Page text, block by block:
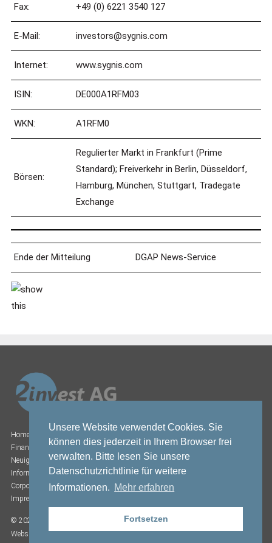
Unsere Website verwendet Cookies. Sie
können dies jederzeit in Ihrem Browser frei
verwalten. Bitte lesen Sie unsere
Datenschutzrichtlinie für weitere
Informationen. Mehr erfahren
Fortsetzen
Fax: +49 (0) 6221 3540 127
E-Mail: investors@sygnis.com
Internet: www.sygnis.com
ISIN: DE000A1RFM03
WKN: A1RFM0
Börsen:
Regulierter Markt in Frankfurt (Prime
Standard); Freiverkehr in Berlin, Düsseldorf,
Hamburg, München, Stuttgart, Tradegate
Exchange
Ende der Mitteilung DGAP News-Service
Home
Finanzberichte
Neuigkeiten
Informationen zum Aktienkurs
Corporate Governance
Impressum
© 2026 2invest AG.
Website by 23ccc